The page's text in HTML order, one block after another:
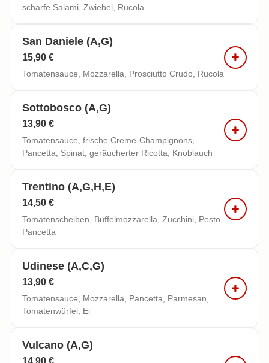
scharfe Salami, Zwiebel, Rucola
San Daniele (a,g)
15,90 €
Tomatensauce, Mozzarella, Prosciutto Crudo, Rucola
Sottobosco (a,g)
13,90 €
Tomatensauce, frische Creme-Champignons,
Pancetta, Spinat, geräucherter Ricotta, Knoblauch
Trentino (a,g,h,e)
14,50 €
Tomatenscheiben, Büffelmozzarella, Zucchini, Pesto,
Pancetta
Udinese (a,c,g)
13,90 €
Tomatensauce, Mozzarella, Pancetta, Parmesan,
Tomatenwürfel, Ei
Vulcano (a,g)
14,90 €